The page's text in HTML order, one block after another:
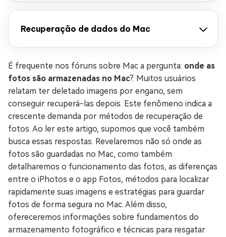
Recuperação de dados do Mac
É frequente nos fóruns sobre Mac a pergunta: onde as
fotos são armazenadas no Mac?. Muitos usuários
relatam ter deletado imagens por engano, sem
conseguir recuperá-las depois. Este fenômeno indica a
crescente demanda por métodos de recuperação de
fotos. Ao ler este artigo, supomos que você também
busca essas respostas. Revelaremos não só onde as
fotos são guardadas no Mac, como também
detalharemos o funcionamento das fotos, as diferenças
entre o iPhotos e o app Fotos, métodos para localizar
rapidamente suas imagens e estratégias para guardar
fotos de forma segura no Mac. Além disso,
ofereceremos informações sobre fundamentos do
armazenamento fotográfico e técnicas para resgatar